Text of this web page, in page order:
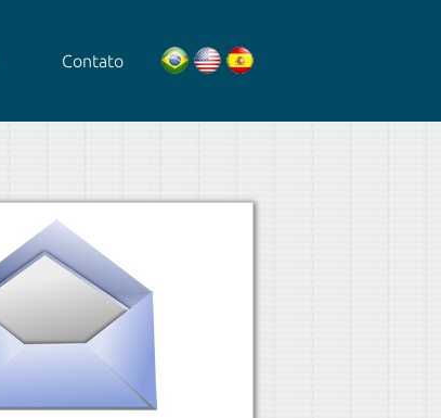
Contato